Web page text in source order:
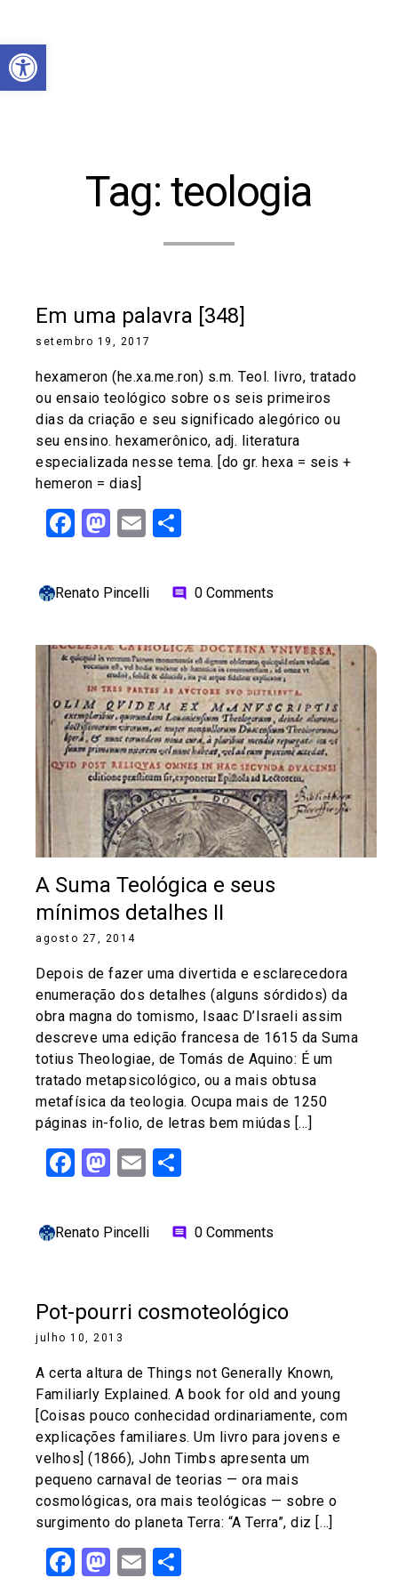
Abrir a barra de ferramentas
Tag: teologia
Em uma palavra [348]
setembro 19, 2017
hexameron (he.xa.me.ron) s.m. Teol. livro, tratado
ou ensaio teológico sobre os seis primeiros
dias da criação e seu significado alegórico ou
seu ensino. hexamerônico, adj. literatura
especializada nesse tema. [do gr. hexa = seis +
hemeron = dias]
Facebook
Mastodon
Email
Renato Pincelli comment 0 Comments
A Suma Teológica e seus
mínimos detalhes II
agosto 27, 2014
Depois de fazer uma divertida e esclarecedora
enumeração dos detalhes (alguns sórdidos) da
obra magna do tomismo, Isaac D’Israeli assim
descreve uma edição francesa de 1615 da Suma
totius Theologiae, de Tomás de Aquino: É um
tratado metapsicológico, ou a mais obtusa
metafísica da teologia. Ocupa mais de 1250
páginas in-folio, de letras bem miúdas […]
Facebook
Mastodon
Email
Renato Pincelli comment 0 Comments
Pot-pourri cosmoteológico
julho 10, 2013
A certa altura de Things not Generally Known,
Familiarly Explained. A book for old and young
[Coisas pouco conhecidad ordinariamente, com
explicações familiares. Um livro para jovens e
velhos] (1866), John Timbs apresenta um
pequeno carnaval de teorias — ora mais
cosmológicas, ora mais teológicas — sobre o
surgimento do planeta Terra: “A Terra”, diz […]
Facebook
Mastodon
Email